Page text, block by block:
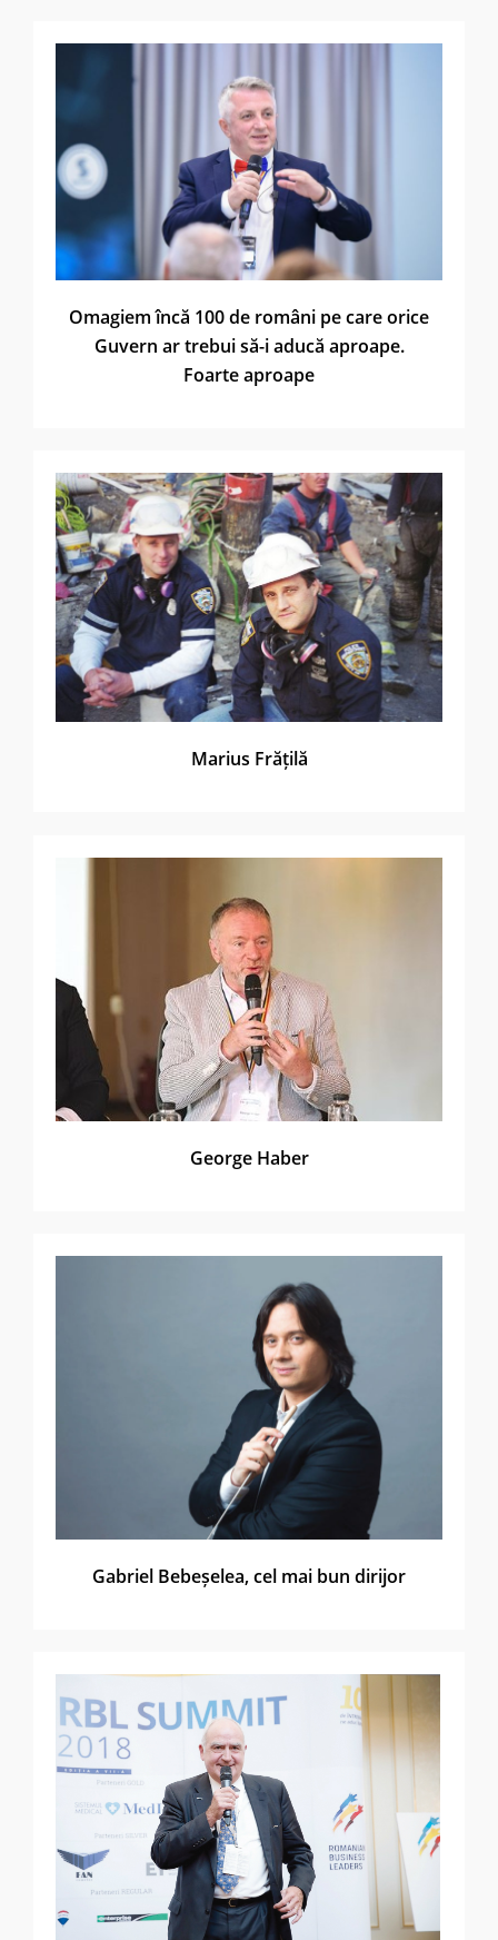
Omagiem încă 100 de români pe care orice
Guvern ar trebui să-i aducă aproape.
Foarte aproape
Marius Frățilă
George Haber
Gabriel Bebeșelea, cel mai bun dirijor